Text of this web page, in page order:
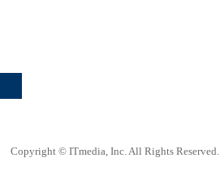
Copyright © ITmedia, Inc. All Rights Reserved.